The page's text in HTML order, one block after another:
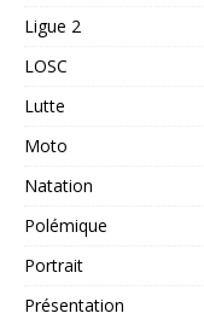
Ligue 2
LOSC
Lutte
Moto
Natation
Polémique
Portrait
Présentation